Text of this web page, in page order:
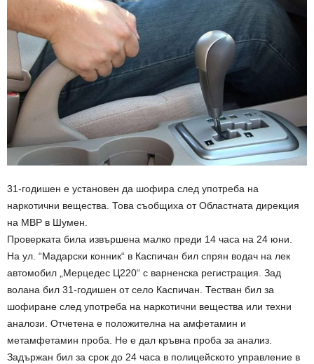
31-годишен е установен да шофира след употреба на
наркотични вещества. Това съобщиха от Областната дирекция
на МВР в Шумен.
Проверката била извършена малко преди 14 часа на 24 юни.
На ул. “Мадарски конник“ в Каспичан бил спрян водач на лек
автомобил „Мерцедес Ц220“ с варненска регистрация. Зад
волана бил 31-годишен от село Каспичан. Тестван бил за
шофиране след употреба на наркотични вещества или техни
аналози. Отчетена е положителна на амфетамин и
метамфетамин проба. Не е дал кръвна проба за анализ.
Задържан бил за срок до 24 часа в полицейското управление в